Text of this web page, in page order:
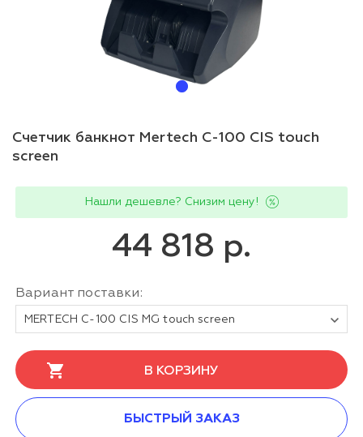
Счетчик банкнот Mertech C-100 CIS touch
screen
Нашли дешевле? Снизим цену!
44 818 р.
Вариант поставки:
MERTECH C-100 CIS MG touch screen
В КОРЗИНУ
БЫСТРЫЙ ЗАКАЗ